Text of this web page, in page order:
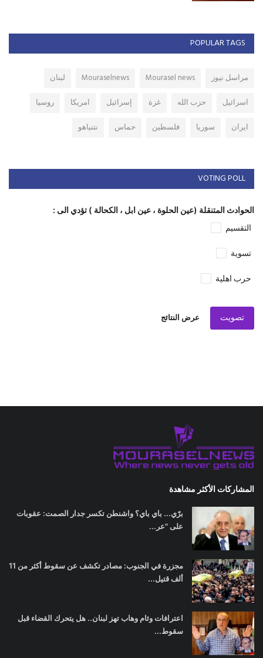
POPULAR TAGS
مراسل نيوز Mourasel news
Mouraselnews
لبنان
اسرائيل
حزب الله غزة إسرائيل امريكا
روسيا
ايران
سوريا فلسطين حماس نتنياهو
VOTING POLL
الحوادث المتنقلة (عين الحلوة ، عين ابل ، الكحالة ) تؤدي الى :
التقسيم
تسوية
حرب اهلية
تصويت عرض النتائج
المشاركات الأكثر مشاهدة
برّي... باي باي؟ واشنطن تكسر جدار الصمت: عقوبات
على "عر...
مجزرة في الجنوب: مصادر تكشف عن سقوط أكثر من 11
ألف قتيل...
اعترافات وئام وهاب تهز لبنان.. هل يتحرك القضاء قبل
سقوط...